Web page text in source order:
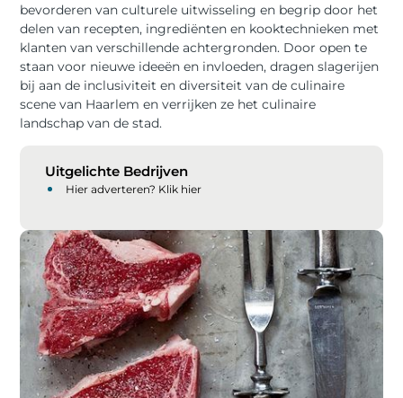
bevorderen van culturele uitwisseling en begrip door het
delen van recepten, ingrediënten en kooktechnieken met
klanten van verschillende achtergronden. Door open te
staan ​​voor nieuwe ideeën en invloeden, dragen slagerijen
bij aan de inclusiviteit en diversiteit van de culinaire
scene van Haarlem en verrijken ze het culinaire
landschap van de stad.
Uitgelichte Bedrijven
Hier adverteren? Klik hier